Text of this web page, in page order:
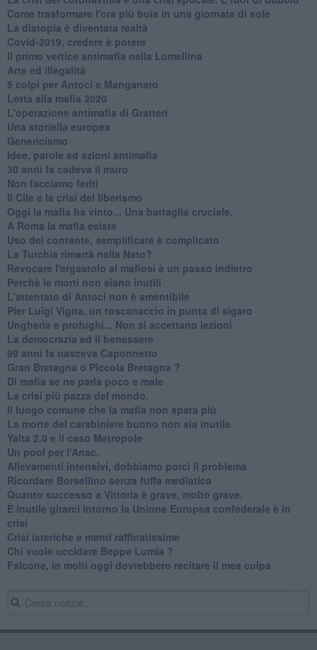
Come trasformare l'ora più buia in una giornata di sole
​La distopia è diventata realtà
Covid-2019, credere è potere
Il primo vertice antimafia nella Lomellina
Arte ed illegalità
​5 colpi per Antoci e Manganaro
Lotta alla mafia 2020
L'operazione antimafia di Gratteri
Una storiella europea
Genericismo
Idee, parole ed azioni antimafia
30 anni fa cadeva il muro
Non facciamo feriti
Il Cile e la crisi del liberismo
Oggi la mafia ha vinto... Una battaglia cruciale.
A Roma la mafia esiste
Uso del contante, semplificare è complicato
La Turchia rimarrà nella Nato?
Revocare l'ergastolo ai mafiosi è un passo indietro
Perchè le morti non siano inutili
L'attentato di Antoci non è smentibile
Pier Luigi Vigna, un toscanaccio in punta di sigaro
Ungheria e profughi... Non si accettano lezioni
La democrazia ed il benessere
99 anni fa nasceva Caponnetto
Gran Bretagna o Piccola Bretagna ?
Di mafia se ne parla poco e male
La crisi più pazza del mondo.
Il luogo comune che la mafia non spara più
La morte del carabiniere buono non sia inutile
Yalta 2.0 e il caso Metropole
​Un pool per l'Anac.
Allevamenti intensivi, dobbiamo porci il problema
Ricordare Borsellino senza fuffa mediatica
​Quanto successo a Vittoria è grave, molto grave.
​È inutile girarci intorno la Unione Europea confederale è in
crisi
Crisi isteriche e menti raffinatissime
Chi vuole uccidere Beppe Lumia ?
Falcone, in molti oggi dovrebbero recitare il mea culpa